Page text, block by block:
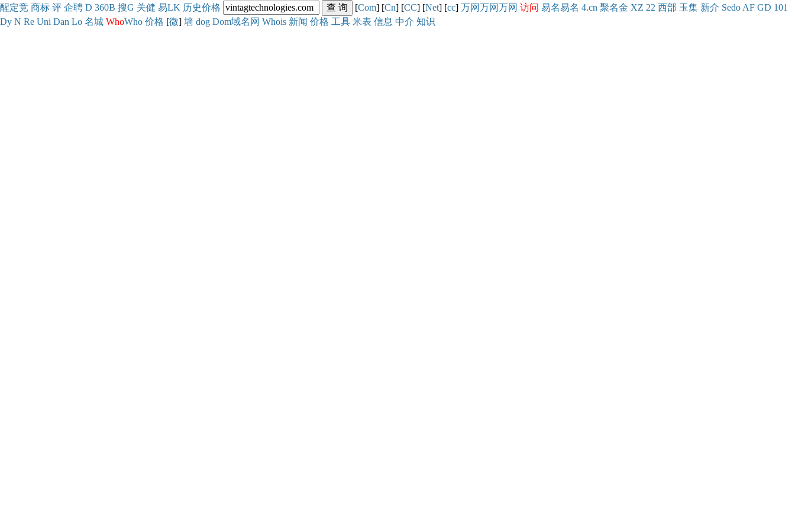
醒定竞 商标 评 企聘 D 360B 搜G 关健 易LK 历史价格 [Com] [Cn] [CC] [Net] [cc] 万网万网万网 访问 易名易名 4.cn 聚名金 XZ 22 西部 玉集 新介 Sedo AF GD 101
Dy N Re Uni Dan Lo 名城 WhoWho 价格 [微] 墙 dog Dom域名网 Whois 新闻 价格 工具 米表 信息 中介 知识